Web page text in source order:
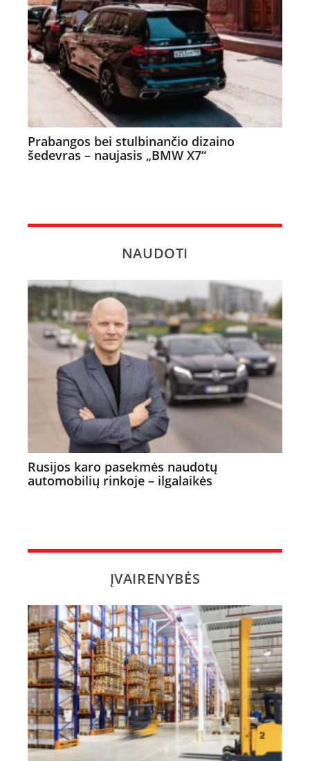
Prabangos bei stulbinančio dizaino
šedevras – naujasis „BMW X7“
NAUDOTI
Rusijos karo pasekmės naudotų
automobilių rinkoje – ilgalaikės
ĮVAIRENYBĖS